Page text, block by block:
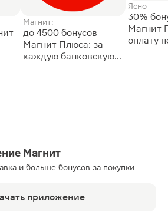
Магнит:
до 4500 бонусов
Магнит Плюса: за
каждую банковскую
Ясно
30%
Магнит
оплату
Магнит
и больше бонусов за покупки
приложение